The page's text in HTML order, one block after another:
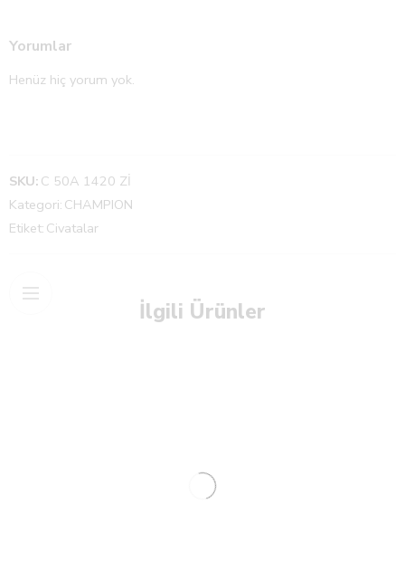
Yorumlar
Henüz hiç yorum yok.
SKU: C 50A 1420 Zİ
Kategori: CHAMPION
Etiket: Civatalar
İlgili Ürünler